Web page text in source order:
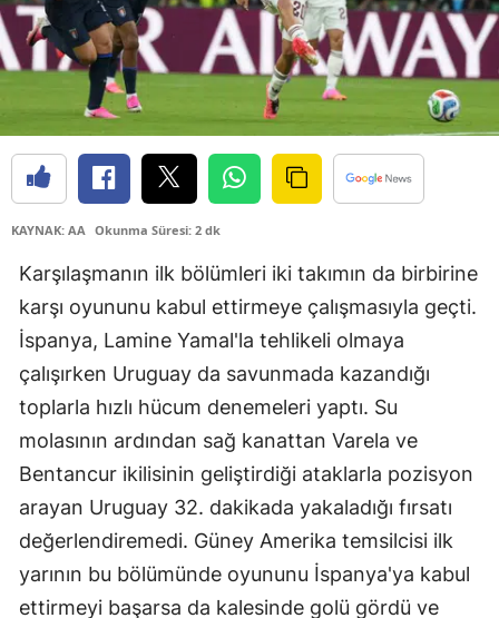
Burdur
Bursa
Diyarbakır
Edirne
Elazığ
Erzincan
Erzurum
Eskişehir
Gaziantep
KAYNAK: AA Okunma Süresi: 2 dk
Karşılaşmanın ilk bölümleri iki takımın da birbirine
karşı oyununu kabul ettirmeye çalışmasıyla geçti.
İspanya, Lamine Yamal'la tehlikeli olmaya
çalışırken Uruguay da savunmada kazandığı
toplarla hızlı hücum denemeleri yaptı. Su
molasının ardından sağ kanattan Varela ve
Bentancur ikilisinin geliştirdiği ataklarla pozisyon
arayan Uruguay 32. dakikada yakaladığı fırsatı
değerlendiremedi. Güney Amerika temsilcisi ilk
yarının bu bölümünde oyununu İspanya'ya kabul
ettirmeyi başarsa da kalesinde golü gördü ve